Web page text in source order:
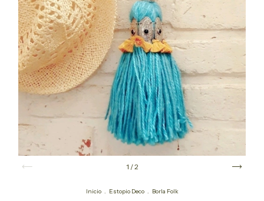
1 /2
Inicio . Estopio Deco . Borla Folk